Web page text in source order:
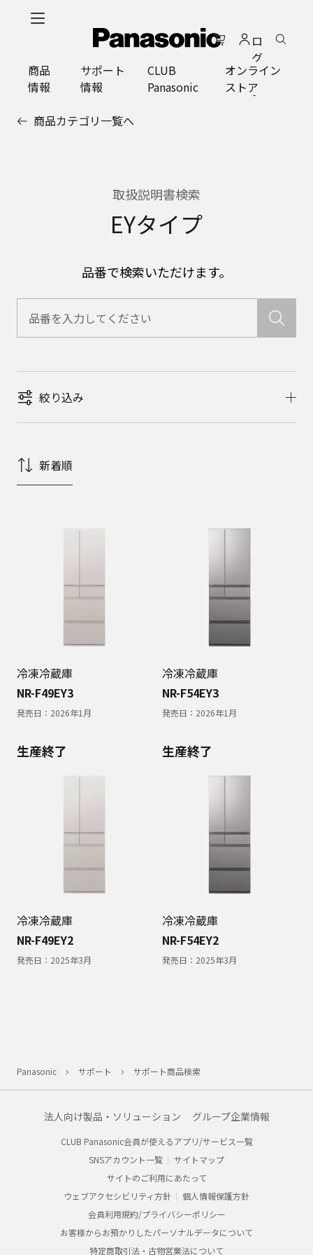
ロ
グ
イ
ン
商品
情報
サポート
情報
CLUB
Panasonic
オンライン
ストア
商品カテゴリ一覧へ
取扱説明書検索
EYタイプ
品番で検索いただけます。
絞り込み
新着順
冷凍冷蔵庫
NR-F49EY3
発売日： 2026年1月
冷凍冷蔵庫
NR-F54EY3
発売日： 2026年1月
生産終了
冷凍冷蔵庫
NR-F49EY2
発売日： 2025年3月
生産終了
冷凍冷蔵庫
NR-F54EY2
発売日： 2025年3月
Panasonic サポート サポート商品検索
法人向け製品・ソリューション グループ企業情報
CLUB Panasonic会員が使えるアプリ/サービス一覧
SNSアカウント一覧
サイトマップ
サイトのご利用にあたって
ウェブアクセシビリティ方針
個人情報保護方針
会員利用規約/プライバシーポリシー
お客様からお預かりしたパーソナルデータについて
特定商取引法・古物営業法について